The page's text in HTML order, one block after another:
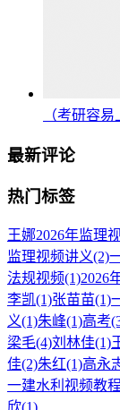
（考研容
最新评论
热门标签
王娜2026年监理
监理视频讲义(2)
法规视频(1)2026
李凯(1)张苗苗(1)
义(1)朱峰(1)高考
梁毛(4)刘林佳(1)
佳(2)朱红(1)高永
一建水利视频教程